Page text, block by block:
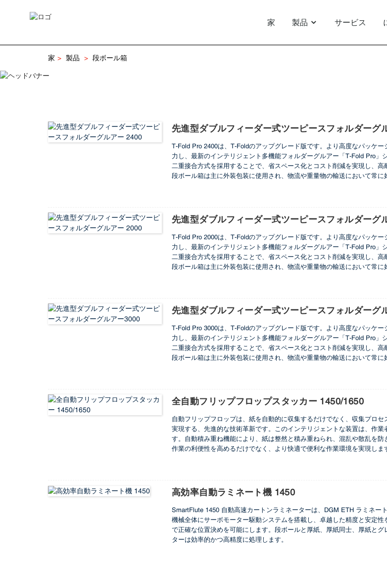
家 製品 サービス
家 製品 段ボール箱
先進型ダブルフィーダー式ツーピースフォルダーグ
T-Fold Pro 2400は、T-Foldのアップグレード版です。より高度なパッケ
力し、最新のインテリジェント多機能フォルダーグルアー「T-Fold Pro
二重接合方式を採用することで、省スペース化とコスト削減を実現し、
段ボール箱は主に外装包装に使用され、物流や重量物の輸送において常
先進型ダブルフィーダー式ツーピースフォルダーグ
T-Fold Pro 2000は、T-Foldのアップグレード版です。より高度なパッケ
力し、最新のインテリジェント多機能フォルダーグルアー「T-Fold Pro
二重接合方式を採用することで、省スペース化とコスト削減を実現し、
段ボール箱は主に外装包装に使用され、物流や重量物の輸送において常
先進型ダブルフィーダー式ツーピースフォルダーグ
T-Fold Pro 3000は、T-Foldのアップグレード版です。より高度なパッケ
力し、最新のインテリジェント多機能フォルダーグルアー「T-Fold Pro
二重接合方式を採用することで、省スペース化とコスト削減を実現し、
段ボール箱は主に外装包装に使用され、物流や重量物の輸送において常
全自動フリップフロップスタッカー 1450/1650
自動フリップフロップは、紙を自動的に収集するだけでなく、収集プロ
実現する、先進的な技術革新です。このインテリジェントな装置は、作
す。自動積み重ね機能により、紙は整然と積み重ねられ、混乱や散乱を
作業の利便性を高めるだけでなく、より快適で便利な作業環境を実現しま
高効率自動ラミネート機 1450
SmartFlute 1450 自動高速カートンラミネーターは、DGM ETH ラミネー
機械全体にサーボモーター駆動システムを搭載し、卓越した精度と安定
で正確な位置決めを可能にします。段ボールと厚紙、厚紙同士、厚紙と
ターは効率的かつ高精度に処理します。